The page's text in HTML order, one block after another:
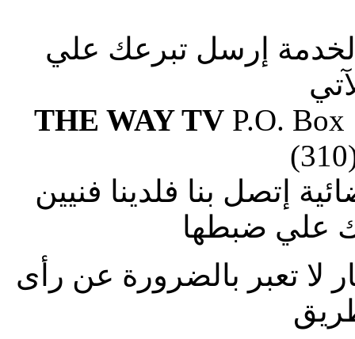
إرسل تبرعك علي
THE WAY TVP.O. Box
إتصل بنا فلدينا فنيين
علي ضبطها
لا تعبر بالضرورة عن رأى